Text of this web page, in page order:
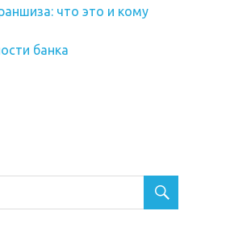
что это и кому
банка